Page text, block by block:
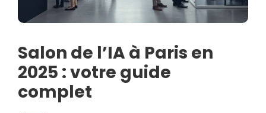
Salon de l’IA à Paris en
2025 : votre guide
complet